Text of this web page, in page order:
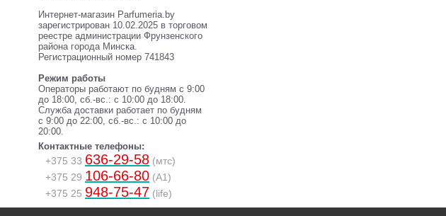
Интернет-магазин Parfumeria.by
зарегистрирован 10.02.2025 в торговом
реестре администрации Фрунзенского
района города Минска.
Регистрационный номер 741843
Режим работы
Операторы работают по будням с 9:00
до 18:00, сб.-вс.: с 10:00 до 18:00.
Служба доставки работает по будням
с 9:00 до 22:00, сб.-вс.: с 10:00 до
20:00.
Контактные телефоны:
+375 33 636-29-58 (мтс)
+375 29 106-66-80 (A1)
+375 25 948-75-47 (life)